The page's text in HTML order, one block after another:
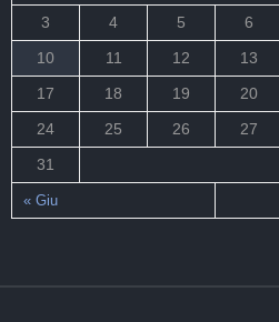
« Giu
3
4 5 6
10
11 12 13
17
18 19 20
24
25 26 27
31